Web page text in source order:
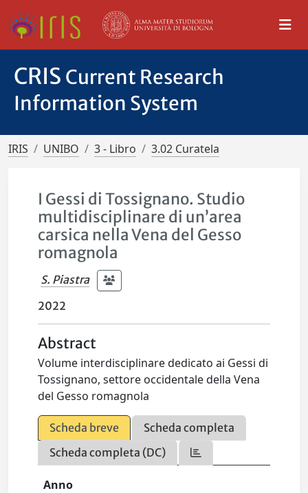
CRIS Current Research
Information System
IRIS UNIBO 3 - Libro 3.02 Curatela
I Gessi di Tossignano. Studio
multidisciplinare di un’area
carsica nella Vena del Gesso
romagnola
S. Piastra
2022
Abstract
Volume interdisciplinare dedicato ai Gessi di
Tossignano, settore occidentale della Vena
del Gesso romagnola
Scheda breve
Scheda completa
Scheda completa (DC)
Anno